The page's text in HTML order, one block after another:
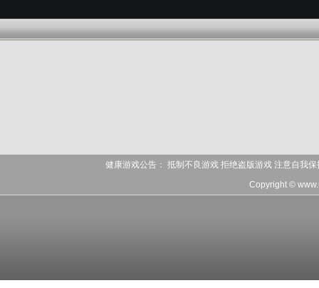
健康游戏公告： 抵制不良游戏 拒绝盗版游戏 注意自我
Copyright ©